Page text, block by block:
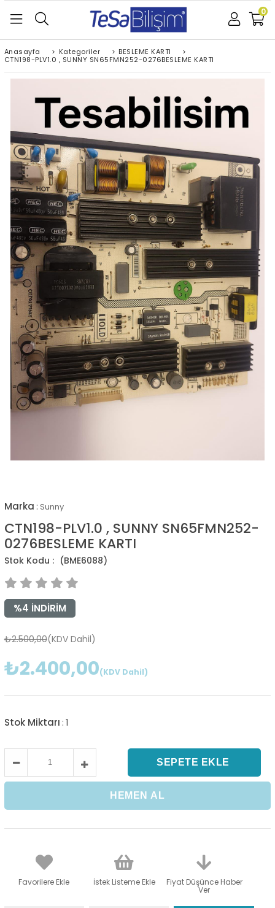
0
Anasayfa > Kategoriler > BESLEME KARTI
>
CTN198-PLV1.0 , SUNNY SN65FMN252-0276BESLEME KARTI
Marka : Sunny
CTN198-PLV1.0 , SUNNY SN65FMN252-
0276BESLEME KARTI
(BME6088)
%4 İNDIRIM
₺2.500,00(KDV Dahil)
₺2.400,00(KDV Dahil)
Stok Miktarı : 1
Favorilere Ekle İstek Listeme Ekle Fiyat Düşünce Haber
Ver